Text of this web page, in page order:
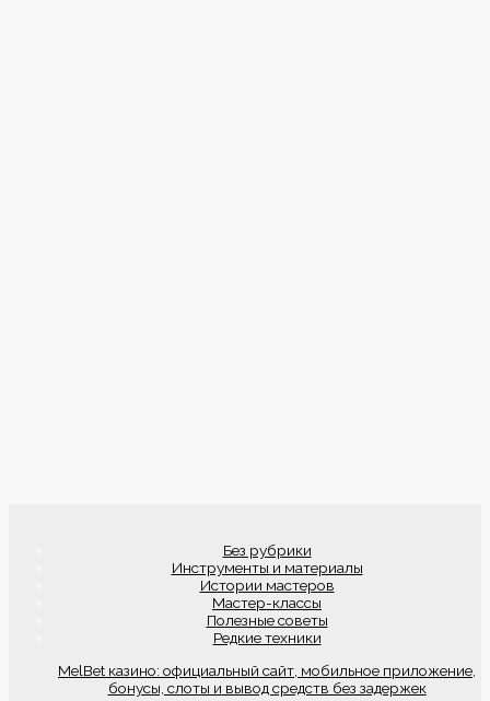
Без рубрики
Инструменты и материалы
Истории мастеров
Мастер-классы
Полезные советы
Редкие техники
MelBet казино: официальный сайт, мобильное приложение,
бонусы, слоты и вывод средств без задержек